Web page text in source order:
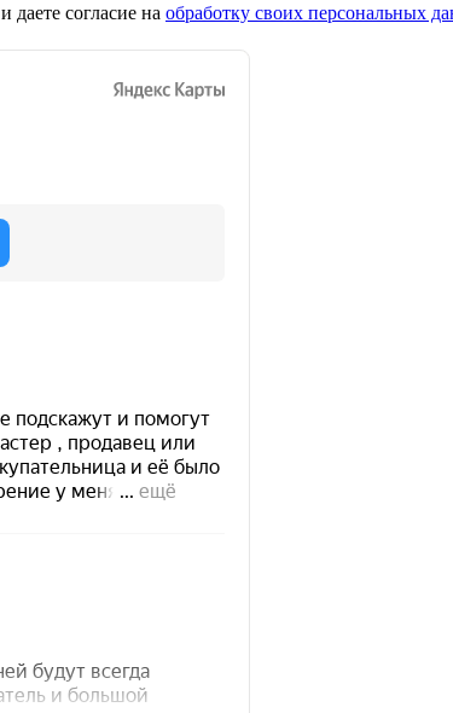
и даете согласие на обработку своих персональных